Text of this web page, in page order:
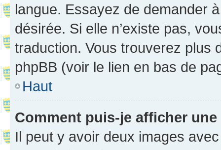
langue. Essayez de demander
désirée. Si elle n’existe pas,
traduction. Vous trouverez plus
phpBB (voir le lien en bas de
Haut
Comment puis-je afficher
Il peut y avoir deux images